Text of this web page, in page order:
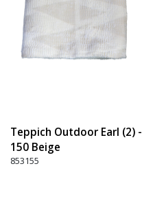
Teppich Outdoor Earl (2) -
150 Beige
853155